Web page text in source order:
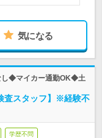
気になる
し◆マイカー通勤OK◆土
査スタッフ】※経験不
学歴不問